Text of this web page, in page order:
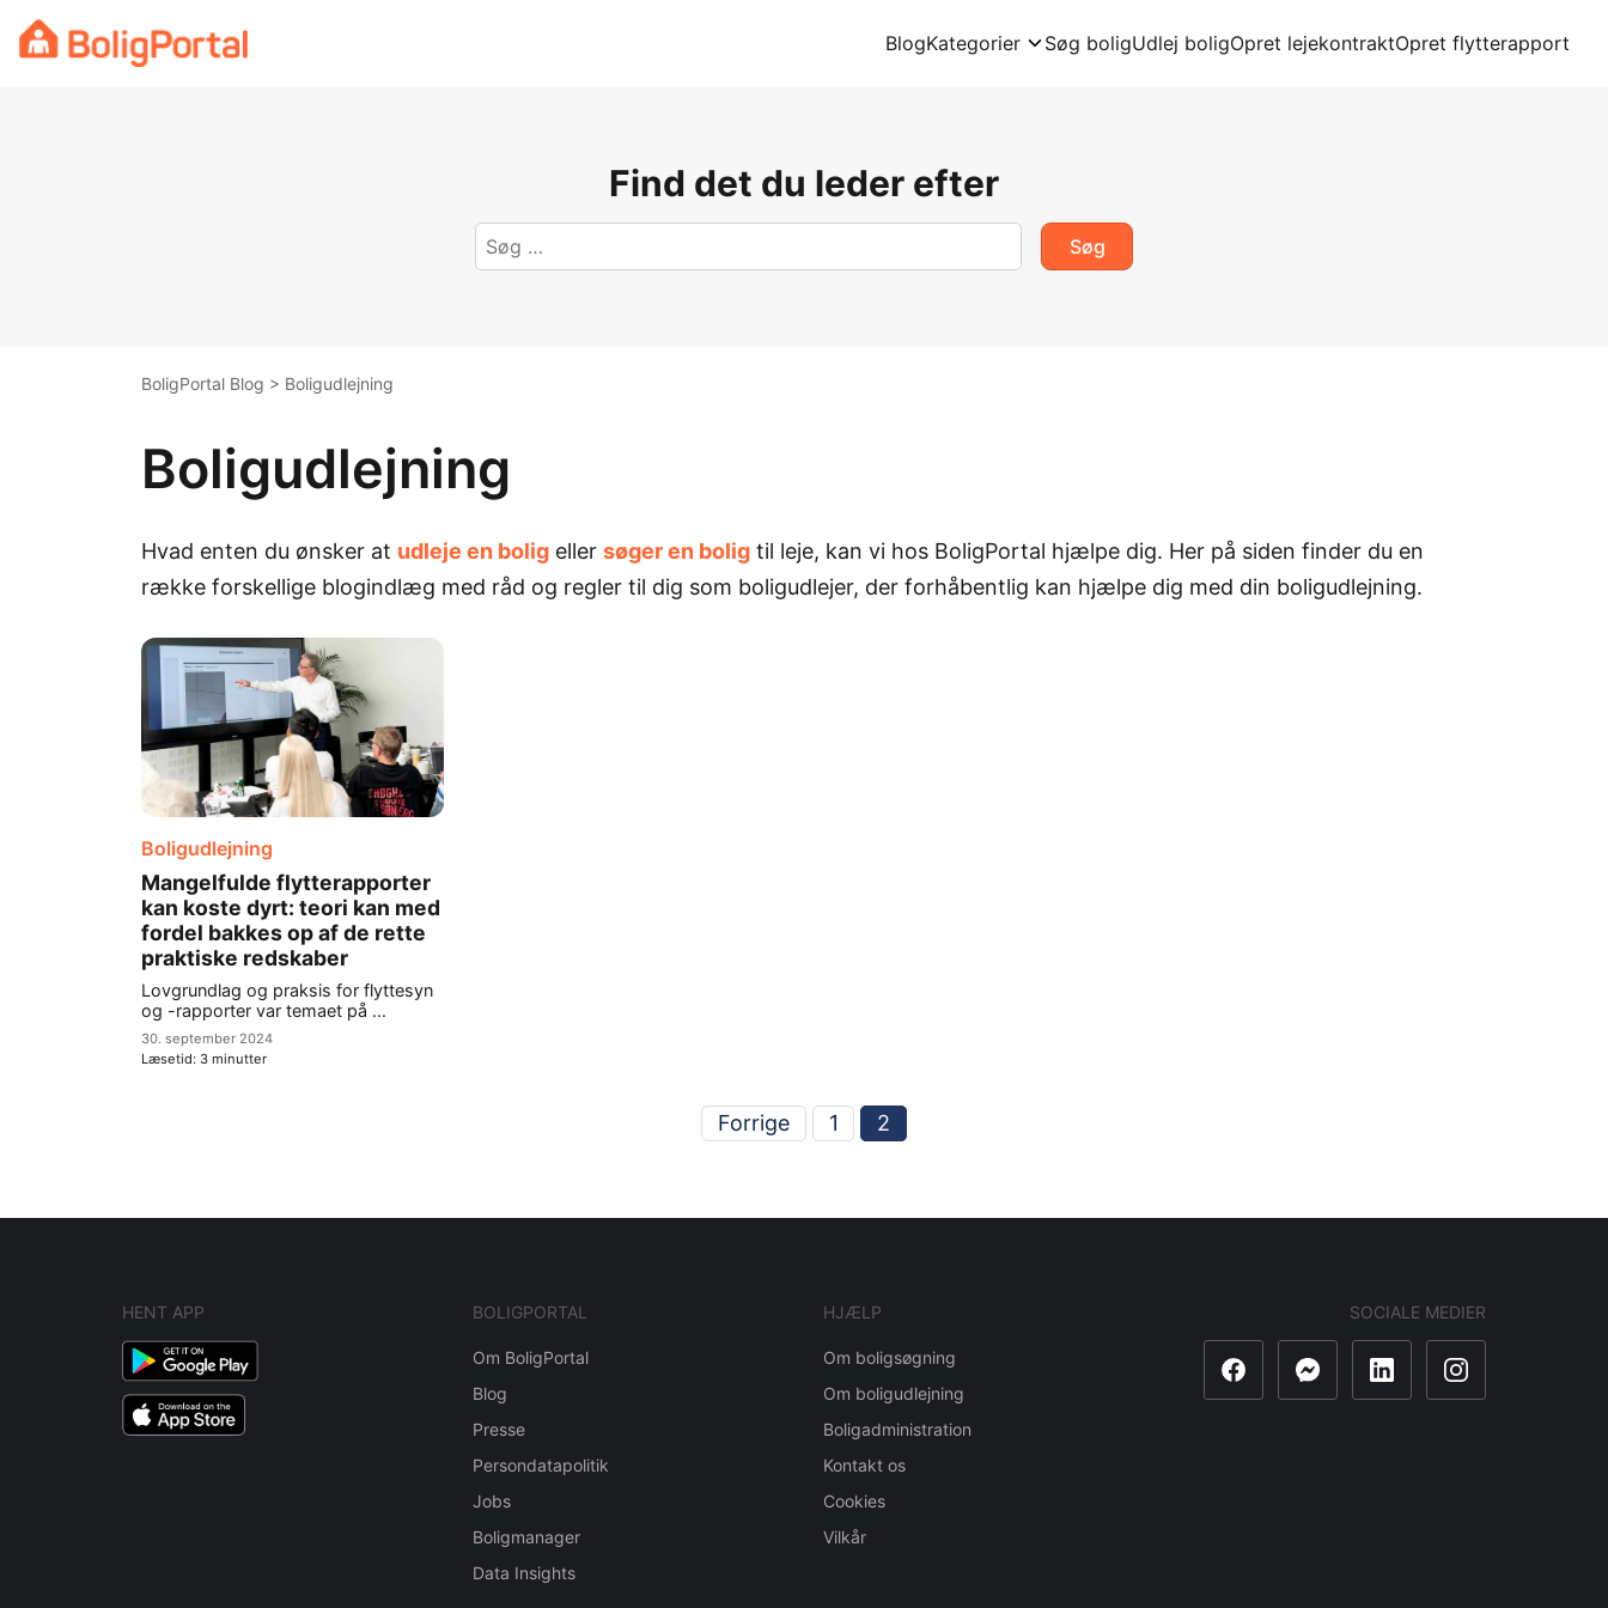
Skip
to
BlogKategorier Søg boligUdlej boligOpret lejekontraktOpret flytterapport
Find det du leder efter
efter:
BoligPortal Blog > Boligudlejning
Boligudlejning
Hvad enten du ønsker at udleje en bolig eller søger en bolig til leje, kan vi hos BoligPortal hjælpe dig. Her på siden finder du en
række forskellige blogindlæg med råd og regler til dig som boligudlejer, der forhåbentlig kan hjælpe dig med din boligudlejning.
Boligudlejning
Mangelfulde flytterapporter
kan koste dyrt: teori kan med
fordel bakkes op af de rette
praktiske redskaber
Lovgrundlag og praksis for flyttesyn
og -rapporter var temaet på ...
30. september 2024
Læsetid: 3 minutter
indlæg
Forrige 1 2
HENT APP BOLIGPORTAL
Om BoligPortal
Blog
Presse
Persondatapolitik
Jobs
Boligmanager
Data Insights
HJÆLP
Om boligsøgning
Om boligudlejning
Boligadministration
Kontakt os
Cookies
Vilkår
SOCIALE MEDIER